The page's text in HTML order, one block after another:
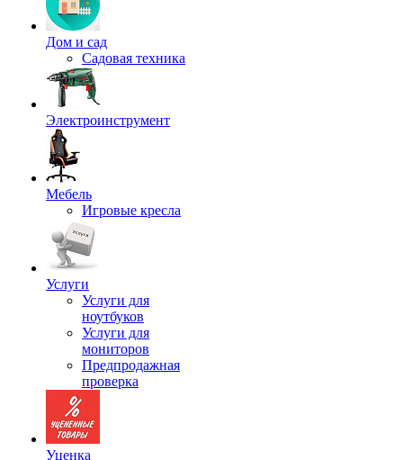
Дом и сад
Садовая техника
Электроинструмент
Мебель
Игровые кресла
Услуги
Услуги для
ноутбуков
Услуги для
мониторов
Предпродажная
проверка
Уценка